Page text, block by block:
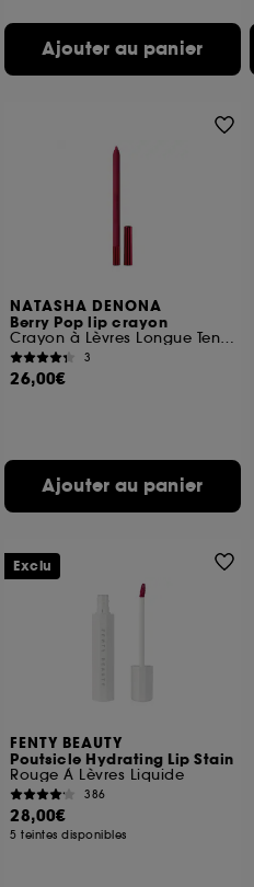
Ajouter au panier
NATASHA DENONA
Berry Pop lip crayon
Crayon à Lèvres Longue Tenue
3
26,00€
Ajouter au panier
FENTY BEAUTY
Poutsicle Hydrating Lip Stain
Rouge À Lèvres Liquide
386
28,00€
5 teintes disponibles
Exclu